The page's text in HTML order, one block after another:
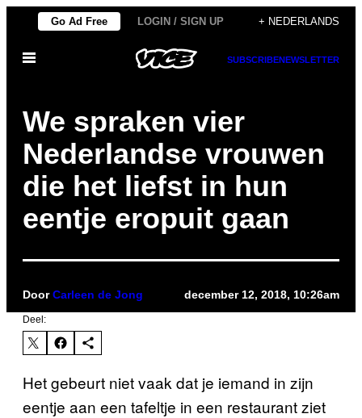
de
Go Ad Free LOGIN / SIGN UP + NEDERLANDS
Open
SUBSCRIBENEWSLETTER
We spraken vier
Nederlandse vrouwen
die het liefst in hun
eentje eropuit gaan
DoorCarleen de Jong december 12, 2018, 10:26am
Deel:
Het gebeurt niet vaak dat je iemand in zijn
eentje aan een tafeltje in een restaurant ziet